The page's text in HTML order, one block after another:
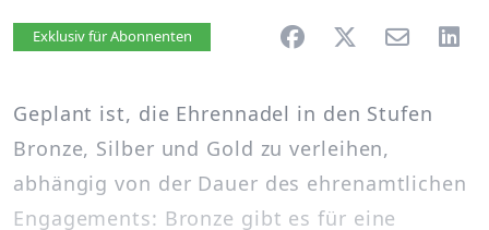
Artikel vorlesen
Exklusiv für Abonnenten
Geplant ist, die Ehrennadel in den Stufen
Bronze, Silber und Gold zu verleihen,
abhängig von der Dauer des ehrenamtlichen
Engagements: Bronze gibt es für eine